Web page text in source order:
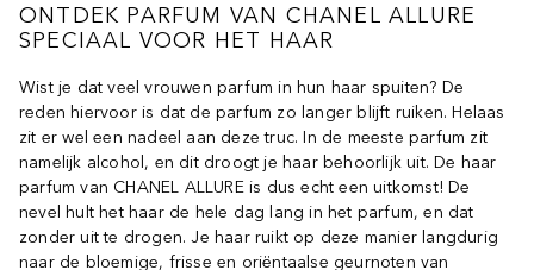
ONTDEK PARFUM VAN CHANEL ALLURE
SPECIAAL VOOR HET HAAR
Wist je dat veel vrouwen parfum in hun haar spuiten? De
reden hiervoor is dat de parfum zo langer blijft ruiken. Helaas
zit er wel een nadeel aan deze truc. In de meeste parfum zit
namelijk alcohol, en dit droogt je haar behoorlijk uit. De haar
parfum van CHANEL ALLURE is dus echt een uitkomst! De
nevel hult het haar de hele dag lang in het parfum, en dat
zonder uit te drogen. Je haar ruikt op deze manier langdurig
naar de bloemige, frisse en oriëntaalse geurnoten van